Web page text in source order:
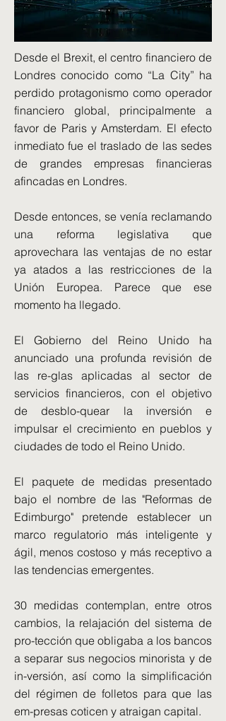
Desde el Brexit, el centro financiero de
Londres conocido como “La City” ha
perdido protagonismo como operador
financiero global, principalmente a
favor de Paris y Amsterdam. El efecto
inmediato fue el traslado de las sedes
de grandes empresas financieras
afincadas en Londres.
Desde entonces, se venía reclamando
una reforma legislativa que
aprovechara las ventajas de no estar
ya atados a las restricciones de la
Unión Europea. Parece que ese
momento ha llegado.
El Gobierno del Reino Unido ha
anunciado una profunda revisión de
las re-glas aplicadas al sector de
servicios financieros, con el objetivo
de desblo-quear la inversión e
impulsar el crecimiento en pueblos y
ciudades de todo el Reino Unido.
El paquete de medidas presentado
bajo el nombre de las "Reformas de
Edimburgo" pretende establecer un
marco regulatorio más inteligente y
ágil, menos costoso y más receptivo a
las tendencias emergentes.
30 medidas contemplan, entre otros
cambios, la relajación del sistema de
pro-tección que obligaba a los bancos
a separar sus negocios minorista y de
in-versión, así como la simplificación
del régimen de folletos para que las
em-presas coticen y atraigan capital.